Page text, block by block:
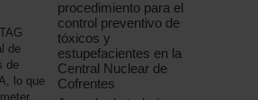
de
de
lo que
procedimiento para el
control preventivo de
tóxicos y
estupefacientes en la
Central Nuclear de
Cofrentes